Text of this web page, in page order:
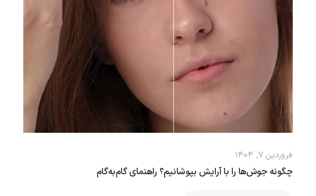
فروردین ۷, ۱۴۰۴
چگونه جوش‌ها را با آرایش بپوشانیم؟ راهنمای گام‌به‌گام